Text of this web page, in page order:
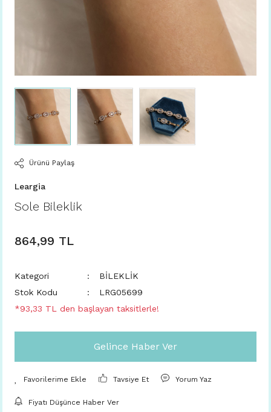
Ürünü Paylaş
Leargia
Sole Bileklik
864,99 TL
Kategori
BİLEKLİK
Stok Kodu
LRG05699
*93,33 TL den başlayan taksitlerle!
Gelince Haber Ver
Tavsiye Et Yorum Yaz
Fiyatı Düşünce Haber Ver